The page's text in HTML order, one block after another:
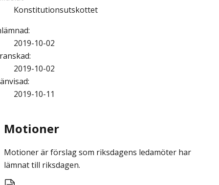
Konstitutionsutskottet
:
2019-10-02
:
2019-10-02
:
2019-10-11
Motioner
Motioner är förslag som riksdagens ledamöter har
lämnat till riksdagen.